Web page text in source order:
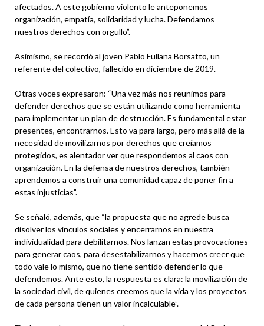
afectados. A este gobierno violento le anteponemos
organización, empatía, solidaridad y lucha. Defendamos
nuestros derechos con orgullo”.
Asimismo, se recordó al joven Pablo Fullana Borsatto, un
referente del colectivo, fallecido en diciembre de 2019.
Otras voces expresaron: “Una vez más nos reunimos para
defender derechos que se están utilizando como herramienta
para implementar un plan de destrucción. Es fundamental estar
presentes, encontrarnos. Esto va para largo, pero más allá de la
necesidad de movilizarnos por derechos que creíamos
protegidos, es alentador ver que respondemos al caos con
organización. En la defensa de nuestros derechos, también
aprendemos a construir una comunidad capaz de poner fin a
estas injusticias”.
Se señaló, además, que “la propuesta que no agrede busca
disolver los vínculos sociales y encerrarnos en nuestra
individualidad para debilitarnos. Nos lanzan estas provocaciones
para generar caos, para desestabilizarnos y hacernos creer que
todo vale lo mismo, que no tiene sentido defender lo que
defendemos. Ante esto, la respuesta es clara: la movilización de
la sociedad civil, de quienes creemos que la vida y los proyectos
de cada persona tienen un valor incalculable”.